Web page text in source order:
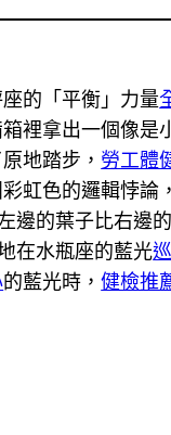
的「平衡」力量
裡拿出一個像是
地踏步， 勞工體
虹色的邏輯悖
邊的葉子比右邊
在水瓶座的藍光
的藍光時，健檢推